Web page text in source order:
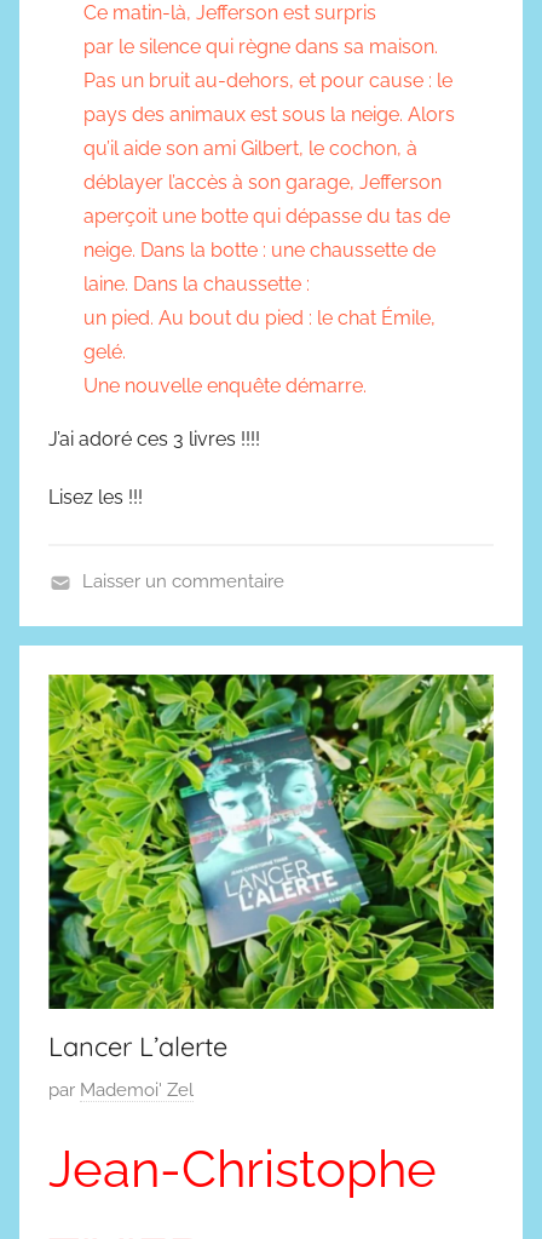
Ce matin-là, Jefferson est surpris
par le silence qui règne dans sa maison.
Pas un bruit au-dehors, et pour cause : le
pays des animaux est sous la neige. Alors
qu’il aide son ami Gilbert, le cochon, à
déblayer l’accès à son garage, Jefferson
aperçoit une botte qui dépasse du tas de
neige. Dans la botte : une chaussette de
laine. Dans la chaussette :
un pied. Au bout du pied : le chat Émile,
gelé.
Une nouvelle enquête démarre.
J’ai adoré ces 3 livres !!!!
Lisez les !!!
v
e
n
t
u
r
e
s
Laisser un commentaire
Lancer L’alerte
P
l
par Mademoi' Zel
Jean-Christophe